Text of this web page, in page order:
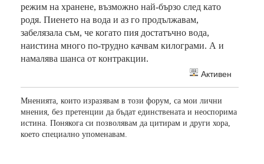
режим на хранене, възможно най-бързо след като
родя. Пиенето на вода и аз го продължавам,
забелязала съм, че когато пия достатъчно вода,
наистина много по-трудно качвам килограми. А и
намалява шанса от контракции.
Активен
Мненията, които изразявам в този форум, са мои лични
мнения, без претенции да бъдат единствената и неоспорима
истина. Понякога си позволявам да цитирам и други хора,
което специално упоменавам.